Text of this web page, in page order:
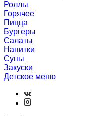
Роллы
Горячее
Пицца
Бургеры
Салаты
Напитки
Супы
Закуски
Детское меню